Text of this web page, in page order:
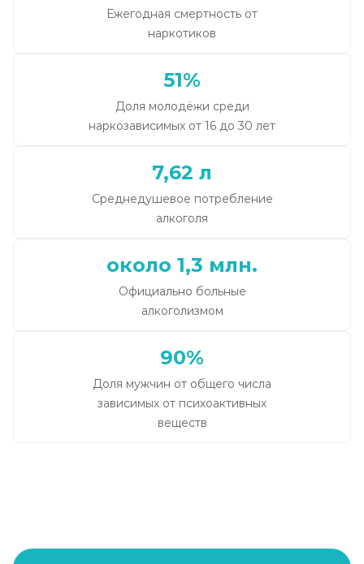
Ежегодная смертность от
наркотиков
51%
Доля молодёжи среди
наркозависимых от 16 до 30 лет
7,62 л
Среднедушевое потребление
алкоголя
около 1,3 млн.
Официально больные
алкоголизмом
90%
Доля мужчин от общего числа
зависимых от психоактивных
веществ